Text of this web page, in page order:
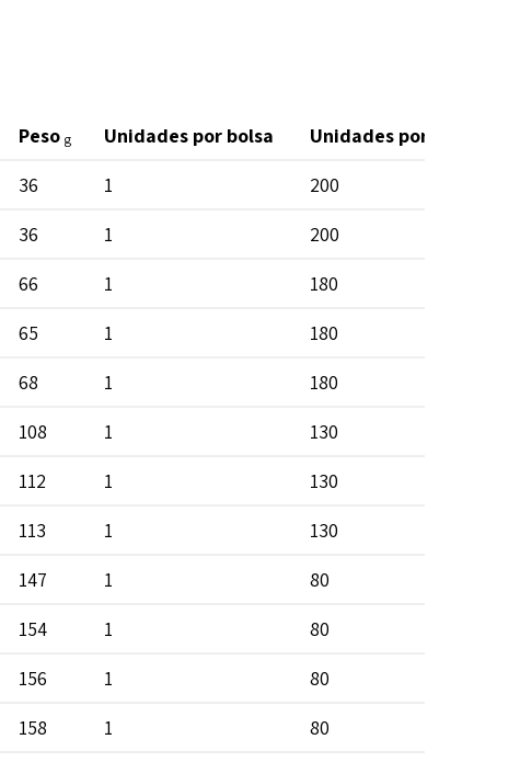
Peso g Unidades por bolsa
Unidades por caja de
36 1
200
36 1
200
66 1
180
65 1
180
68 1
180
108 1
130
112 1
130
113 1
130
147 1
80
154 1
80
156 1
80
158 1
80